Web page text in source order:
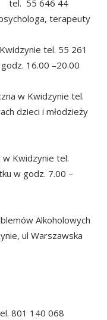
tel. 55 646 44
terapeuty
tel. 55 261
16.00 –20.00
w Kwidzynie tel.
dzieci i młodzieży
w Kwidzynie tel.
w godz. 7.00 –
Alkoholowych
ul Warszawska
801 140 068